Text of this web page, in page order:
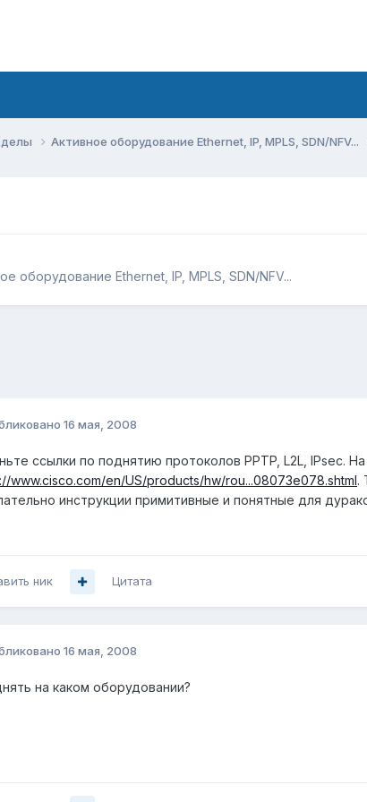
Активное оборудование Ethernet, IP, MPLS, SDN/NFV...
оборудование Ethernet, IP, MPLS, SDN/NFV...
16 мая, 2008
ссылки по поднятию протоколов PPTP, L2L, IPsec.
www.cisco.com/en/US/products/hw/rou...08073e078.shtml.
инструкции примитивные и понятные для
ник Цитата
16 мая, 2008
на каком оборудовании?